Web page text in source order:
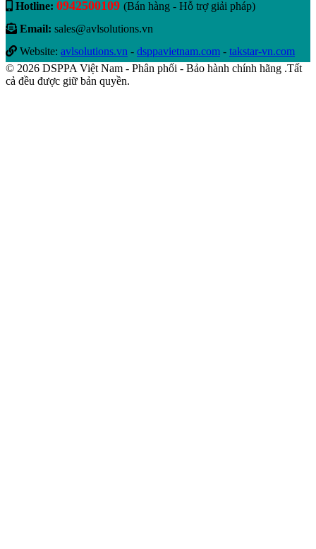
Hotline: 0942500109 (Bán hàng - Hỗ trợ giải pháp)
Email: sales@avlsolutions.vn
Website: avlsolutions.vn - dsppavietnam.com - takstar-vn.com
© 2026 DSPPA Việt Nam - Phân phối - Bảo hành chính hãng .Tất
cả đều được giữ bản quyền.